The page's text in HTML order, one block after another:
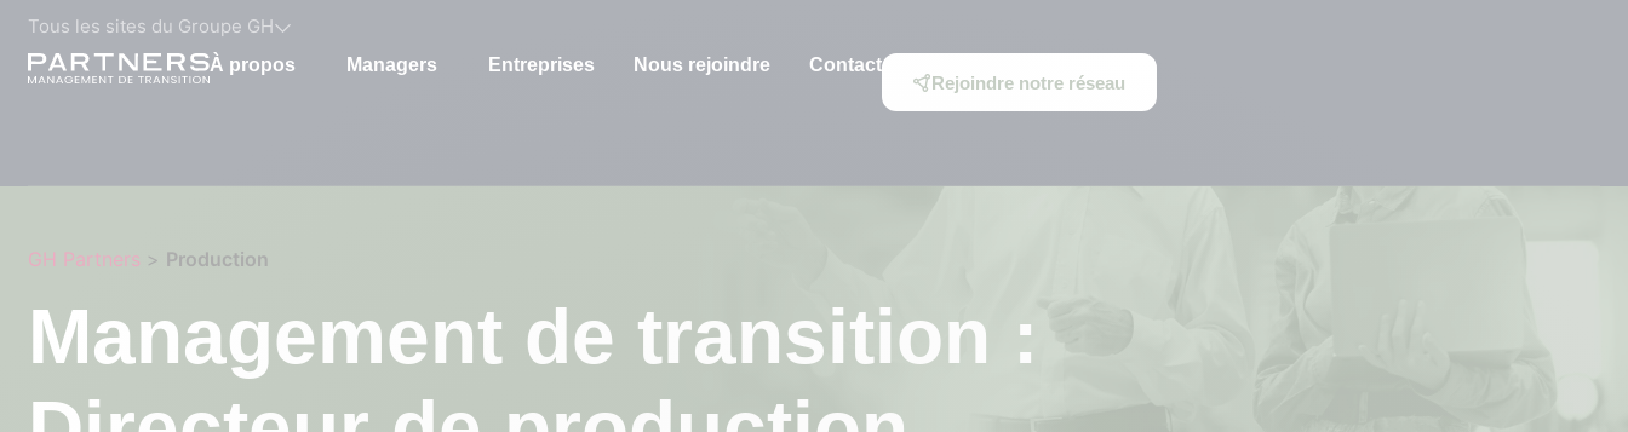
Tous les sites du Groupe GH
À propos Managers Entreprises Nous rejoindre
Contact
Rejoindre notre réseau
GH Partners > Production
Management de transition :